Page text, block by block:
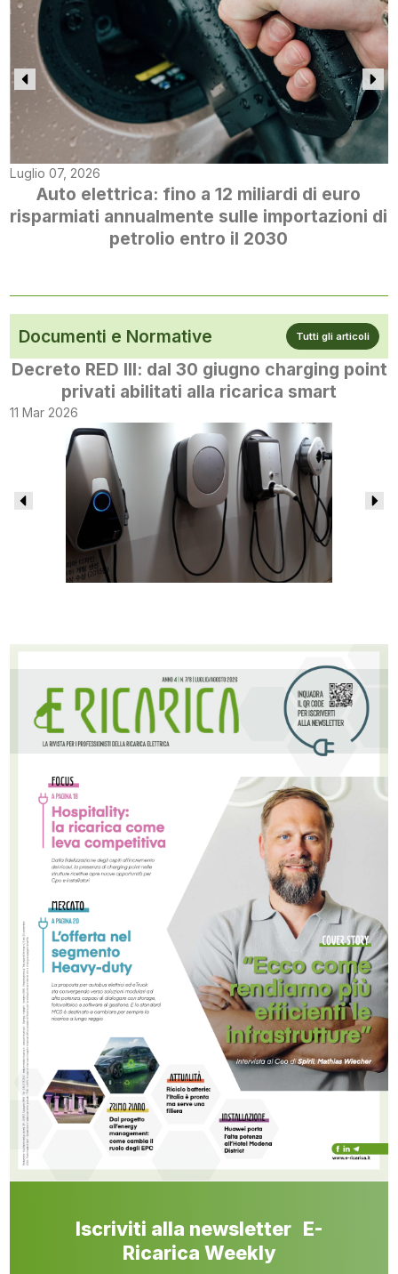
Luglio 07, 2026
Auto elettrica: fino a 12 miliardi di euro
risparmiati annualmente sulle importazioni di
petrolio entro il 2030
Documenti e Normative Tutti gli articoli
Decreto RED III: dal 30 giugno charging point
privati abilitati alla ricarica smart
11 Mar 2026
Iscriviti alla newsletter E-
Ricarica Weekly